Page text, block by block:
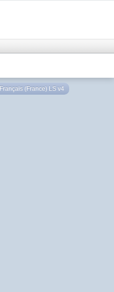
Français (France) LS v4